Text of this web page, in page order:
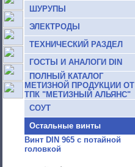
ШУРУПЫ
ЭЛЕКТРОДЫ
ТЕХНИЧЕСКИЙ РАЗДЕЛ
ГОСТЫ И АНАЛОГИ DIN
ПОЛНЫЙ КАТАЛОГ
МЕТИЗНОЙ ПРОДУКЦИИ ОТ
ТПК "МЕТИЗНЫЙ АЛЬЯНС"
СОУТ
Остальные винты
Винт DIN 965 с потайной
головкой